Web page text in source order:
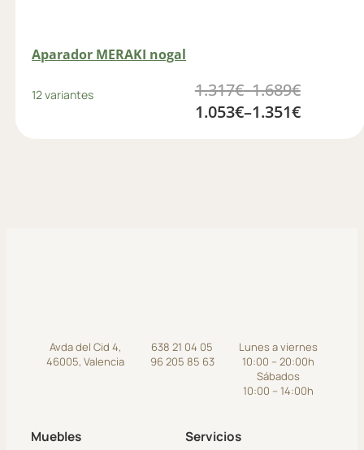
Aparador MERAKI nogal
12 variantes 1.317€–1.689€
1.053€–1.351€
Avda del Cid 4,
46005, Valencia
638 21 04 05
96 205 85 63
Lunes a viernes
10:00 – 20:00h
Sábados
10:00 – 14:00h
Muebles Servicios